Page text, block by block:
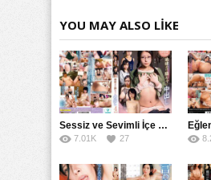
Sevişti porno izle,Sahte Emlakçı
Yaşayan Mılf Sevişti türkçe altyazılı izle
YOU MAY ALSO LIKE
Sessiz ve Sevimli İçe Dönükler İçin Kremalı Pastalar: 后藤えmi ve KTRA’nın Özel Tarifesi
7.01K 27